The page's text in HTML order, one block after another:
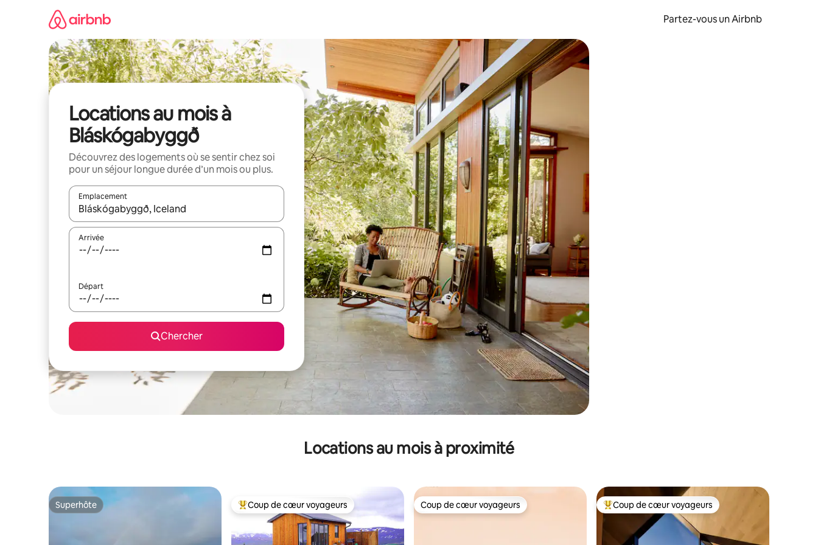
Partez-vous un Airbnb
Locations au mois à
Bláskógabyggð
Découvrez des logements où se sentir chez soi
pour un séjour longue durée d’un mois ou plus.
Emplacement
Quand les résultats sont affichés, parcourez-les en utilisant les flèches vers le haut et vers le bas, ou en appuyant dessus et en les faisant glisser.
Arrivée
Départ
Chercher
Locations au mois à proximité
Superhôte
Superhôte Coup de cœur voyageurs parmi les plus aimés
Coup de cœur voyageurs Coup de cœur voyageurs
Coup de cœur voyageurs Coup de cœur voyageurs parmi les plus aimés
Coup de cœur voyageurs